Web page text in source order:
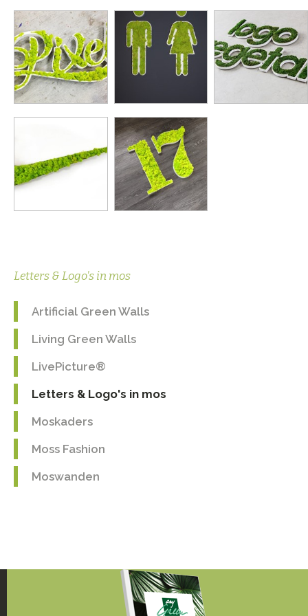
Letters & Logo's in mos
Artificial Green Walls
Living Green Walls
LivePicture®
Letters & Logo's in mos
Moskaders
Moss Fashion
Moswanden